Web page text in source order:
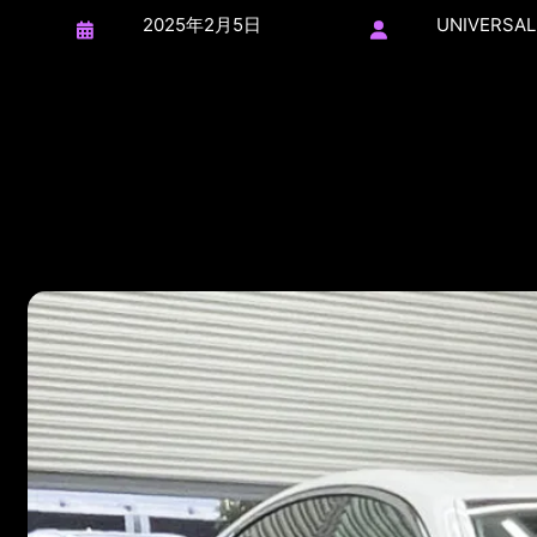
2025年2月5日